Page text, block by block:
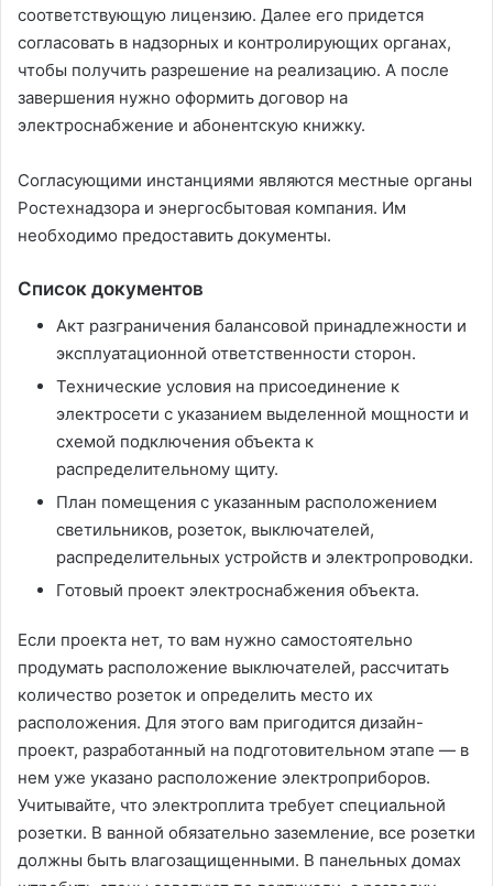
соответствующую лицензию. Далее его придется
согласовать в надзорных и контролирующих органах,
чтобы получить разрешение на реализацию. А после
завершения нужно оформить договор на
электроснабжение и абонентскую книжку.
Согласующими инстанциями являются местные органы
Ростехнадзора и энергосбытовая компания. Им
необходимо предоставить документы.
Список документов
Акт разграничения балансовой принадлежности и
эксплуатационной ответственности сторон.
Технические условия на присоединение к
электросети с указанием выделенной мощности и
схемой подключения объекта к
распределительному щиту.
План помещения с указанным расположением
светильников, розеток, выключателей,
распределительных устройств и электропроводки.
Готовый проект электроснабжения объекта.
Если проекта нет, то вам нужно самостоятельно
продумать расположение выключателей, рассчитать
количество розеток и определить место их
расположения. Для этого вам пригодится дизайн-
проект, разработанный на подготовительном этапе — в
нем уже указано расположение электроприборов.
Учитывайте, что электроплита требует специальной
розетки. В ванной обязательно заземление, все розетки
должны быть влагозащищенными. В панельных домах